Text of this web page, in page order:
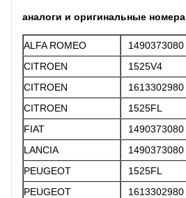
аналоги и оригинальные номера
ALFA ROMEO
1490373080
CITROEN
1525V4
CITROEN
1613302980
CITROEN
1525FL
FIAT
1490373080
LANCIA
1490373080
PEUGEOT
1525FL
PEUGEOT
1613302980